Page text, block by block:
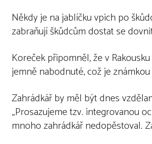
Někdy je na jablíčku vpich po
zabraňují škůdcům dostat se
Koreček připomněl, že v
jemně nabodnuté, což je
Zahrádkář by měl být dnes
„Prosazujeme tzv. integrovanou
mnoho zahrádkář nedopěstoval.